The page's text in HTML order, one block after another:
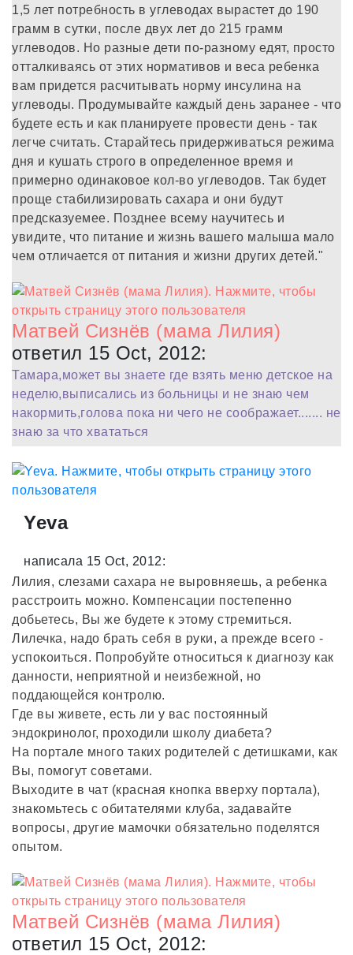
1,5 лет потребность в углеводах вырастет до 190
грамм в сутки, после двух лет до 215 грамм
углеводов. Но разные дети по-разному едят, просто
отталкиваясь от этих нормативов и веса ребенка
вам придется расчитывать норму инсулина на
углеводы. Продумывайте каждый день заранее - что
будете есть и как планируете провести день - так
легче считать. Старайтесь придерживаться режима
дня и кушать строго в определенное время и
примерно одинаковое кол-во углеводов. Так будет
проще стабилизировать сахара и они будут
предсказуемее. Позднее всему научитесь и
увидите, что питание и жизнь вашего малыша мало
чем отличается от питания и жизни других детей."
Матвей Сизнёв (мама Лилия)
ответил 15 Oct, 2012:
Тамара,может вы знаете где взять меню детское на
неделю,выписались из больницы и не знаю чем
накормить,голова пока ни чего не соображает....... не
знаю за что хвататься
Yeva
написала 15 Oct, 2012:
Лилия, слезами сахара не выровняешь, а ребенка
расстроить можно. Компенсации постепенно
добьетесь, Вы же будете к этому стремиться.
Лилечка, надо брать себя в руки, а прежде всего -
успокоиться. Попробуйте относиться к диагнозу как
данности, неприятной и неизбежной, но
поддающейся контролю.
Где вы живете, есть ли у вас постоянный
эндокринолог, проходили школу диабета?
На портале много таких родителей с детишками, как
Вы, помогут советами.
Выходите в чат (красная кнопка вверху портала),
знакомьтесь с обитателями клуба, задавайте
вопросы, другие мамочки обязательно поделятся
опытом.
Матвей Сизнёв (мама Лилия)
ответил 15 Oct, 2012: